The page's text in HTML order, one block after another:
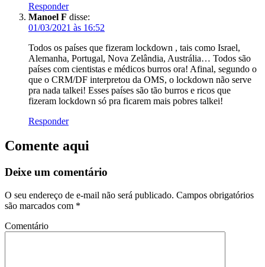
Responder
Manoel F disse:
01/03/2021 às 16:52
Todos os países que fizeram lockdown , tais como Israel,
Alemanha, Portugal, Nova Zelândia, Austrália… Todos são
países com cientistas e médicos burros ora! Afinal, segundo o
que o CRM/DF interpretou da OMS, o lockdown não serve
pra nada talkei! Esses países são tão burros e ricos que
fizeram lockdown só pra ficarem mais pobres talkei!
Responder
Comente aqui
Deixe um comentário
O seu endereço de e-mail não será publicado. Campos obrigatórios
são marcados com *
Comentário